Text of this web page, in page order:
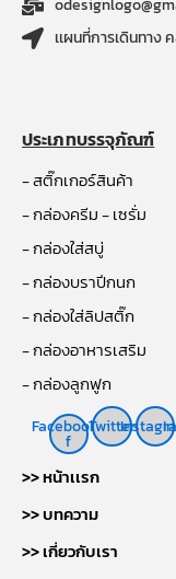
เเผนที่การเดินทาง
ประเภทบรรจุภัณฑ์
- สติ๊กเกอร์สินค้า
- กล่องครีม - เซรั่ม
- กล่องใส่สบู่
- กล่องบราปีกนก
- กล่องใส่ลิปสติ๊ก
- กล่องอาหารเสริม
- กล่องลูกฟูก
Facebook-
f
Twitter
>> หน้าเเรก
>> บทความ
>> เกี่ยวกับเรา